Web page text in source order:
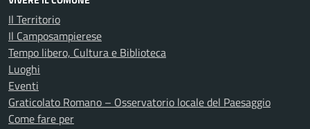
Il Territorio
Il Camposampierese
Tempo libero, Cultura e Biblioteca
Luoghi
Eventi
Graticolato Romano – Osservatorio locale del Paesaggio
Come fare per